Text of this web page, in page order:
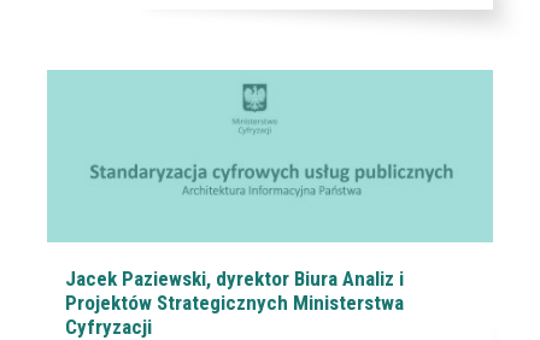
Jacek Paziewski, dyrektor Biura Analiz i
Projektów Strategicznych Ministerstwa
Cyfryzacji